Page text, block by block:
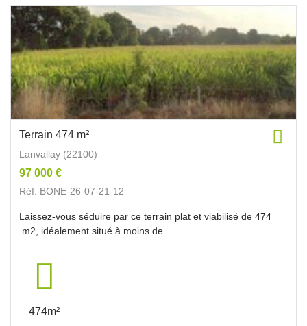
Terrain 474 m²
Lanvallay (22100)
97 000 €
Réf. BONE-26-07-21-12
Laissez-vous séduire par ce terrain plat et viabilisé de 474
m2, idéalement situé à moins de...
474m²